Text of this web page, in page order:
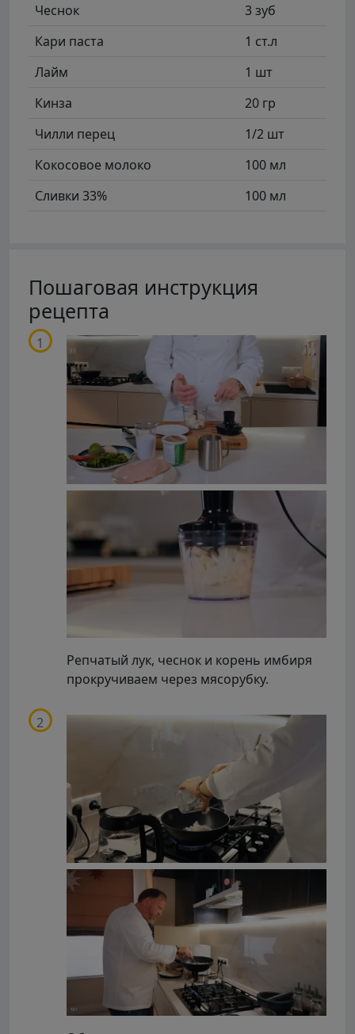
Чеснок
3 зуб
Кари паста
1 ст.л
Лайм
1 шт
Кинза
20 гр
Чилли перец
1/2 шт
Кокосовое молоко
100 мл
Сливки 33%
100 мл
Пошаговая инструкция
рецепта
Репчатый лук, чеснок и корень имбиря
прокручиваем через мясорубку.